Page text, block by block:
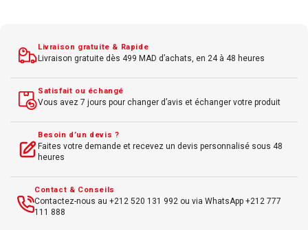
Livraison gratuite & Rapide
Livraison gratuite dès 499 MAD d’achats, en 24 à 48 heures
Satisfait ou échangé
Vous avez 7 jours pour changer d’avis et échanger votre produit
Besoin d’un devis ?
Faites votre demande et recevez un devis personnalisé sous 48
heures
Contact & Conseils
Contactez-nous au +212 520 131 992 ou via WhatsApp +212 777
111 888